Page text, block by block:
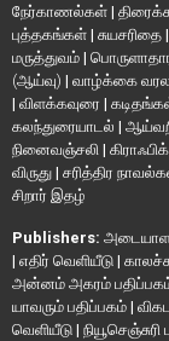
நேர்காணல்கள் |
புத்தகங்கள் | சுயசரிதை |
மருத்துவம் |
(ஆய்வு) | வாழ்க்கை
| விளக்கவுரை |
கலந்துரையாடல் |
நினைவஞ்சலி |
விருது | சரித்திர
சிறார் இதழ்
Publishers:
| எதிர் வெளியீடு |
அன்னம் அகரம்
யாவரும் பதிப்பகம் |
வெளியீடு |